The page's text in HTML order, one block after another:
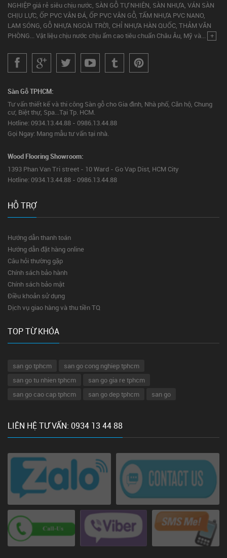
NGHIỆP giá rẻ siêu chịu nước, SÀN GỖ TỰ NHIÊN, SÀN NHỰA, VÁN SÀN
CHỊU LỰC, ỐP PVC VÂN ĐÁ, ỐP PVC VÂN GỖ, TẤM NHỰA PVC NANO,
LAM SÓNG, GỖ NHỰA NGOÀI TRỜI, CHỈ NHỰA HÀN QUỐC, THẢM VĂN
PHÒNG... Vật liệu chịu nước chịu ẩm cao tiêu chuẩn Châu Âu, Mỹ và... +
Sàn Gỗ TPHCM:
Tư vấn thiết kế và thi công Sàn gỗ cho Gia đình, Nhà phố, Căn hộ, Chung
cư, Biệt thự, Spa...Tại Tp. HCM.
Hotline: 0934.13.44.88 - 0986.13.44.88
Gọi Ngay: Mang mẫu tư vấn tại nhà.
Wood Flooring Showroom:
1393 Phan Van Tri street - 10 Ward - Go Vap Dist, HCM City
Hotline: 0934.13.44.88 - 0986.13.44.88
HỖ TRỢ
Hướng dẫn thanh toán
Hướng dẫn đặt hàng online
Câu hỏi thường gặp
Chính sách bảo hành
Chính sách bảo mật
Điều khoản sử dụng
Dịch vụ giao hàng và thu tiền TQ
TOP TỪ KHÓA
san go tphcm
san go cong nghiep tphcm
san go tu nhien tphcm
san go gia re tphcm
san go cao cap tphcm
san go dep tphcm san go
LIÊN HỆ TƯ VẤN: 0934 13 44 88